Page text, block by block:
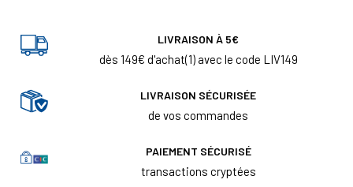
LIVRAISON À 5€
dès 149€ d'achat(1) avec le code LIV149
LIVRAISON SÉCURISÉE
de vos commandes
PAIEMENT SÉCURISÉ
transactions cryptées